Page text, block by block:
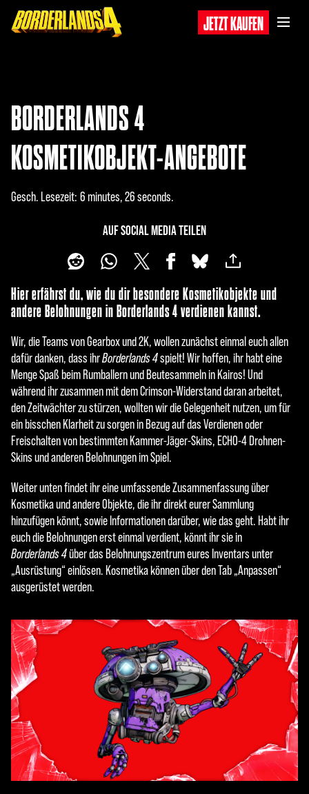
JETZT KAUFEN
BORDERLANDS 4
KOSMETIKOBJEKT-ANGEBOTE
Gesch. Lesezeit 6 minutes, 26 seconds
AUF SOCIAL MEDIA TEILEN
Hier erfährst du, wie du dir besondere Kosmetikobjekte und
andere Belohnungen in Borderlands 4 verdienen kannst.
Wir, die Teams von Gearbox und 2K, wollen zunächst einmal euch allen
dafür danken, dass ihrBorderlands 4spielt! Wir hoffen, ihr habt eine
Menge Spaß beim Rumballern und Beutesammeln in Kairos! Und
während ihr zusammen mit dem Crimson-Widerstand daran arbeitet,
den Zeitwächter zu stürzen, wollten wir die Gelegenheit nutzen, um für
ein bisschen Klarheit zu sorgen in Bezug auf das Verdienen oder
Freischalten von bestimmten Kammer-Jäger-Skins, ECHO-4 Drohnen-
Skins und anderen Belohnungen im Spiel.
Weiter unten findet ihr eine umfassende Zusammenfassung über
Kosmetika und andere Objekte, die ihr direkt eurer Sammlung
hinzufügen könnt, sowie Informationen darüber, wie das geht. Habt ihr
euch die Belohnungen erst einmal verdient, könnt ihr sie in
Borderlands 4über das Belohnungszentrum eures Inventars unter
„Ausrüstung“ einlösen. Kosmetika können über den Tab „Anpassen“
ausgerüstet werden.